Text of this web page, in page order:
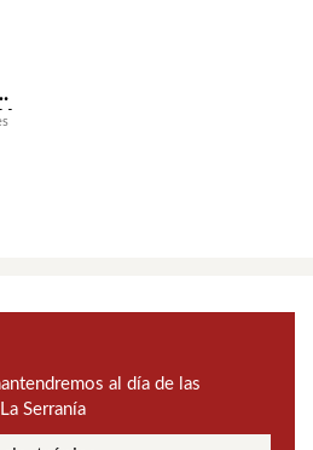
al día de las
Serranía